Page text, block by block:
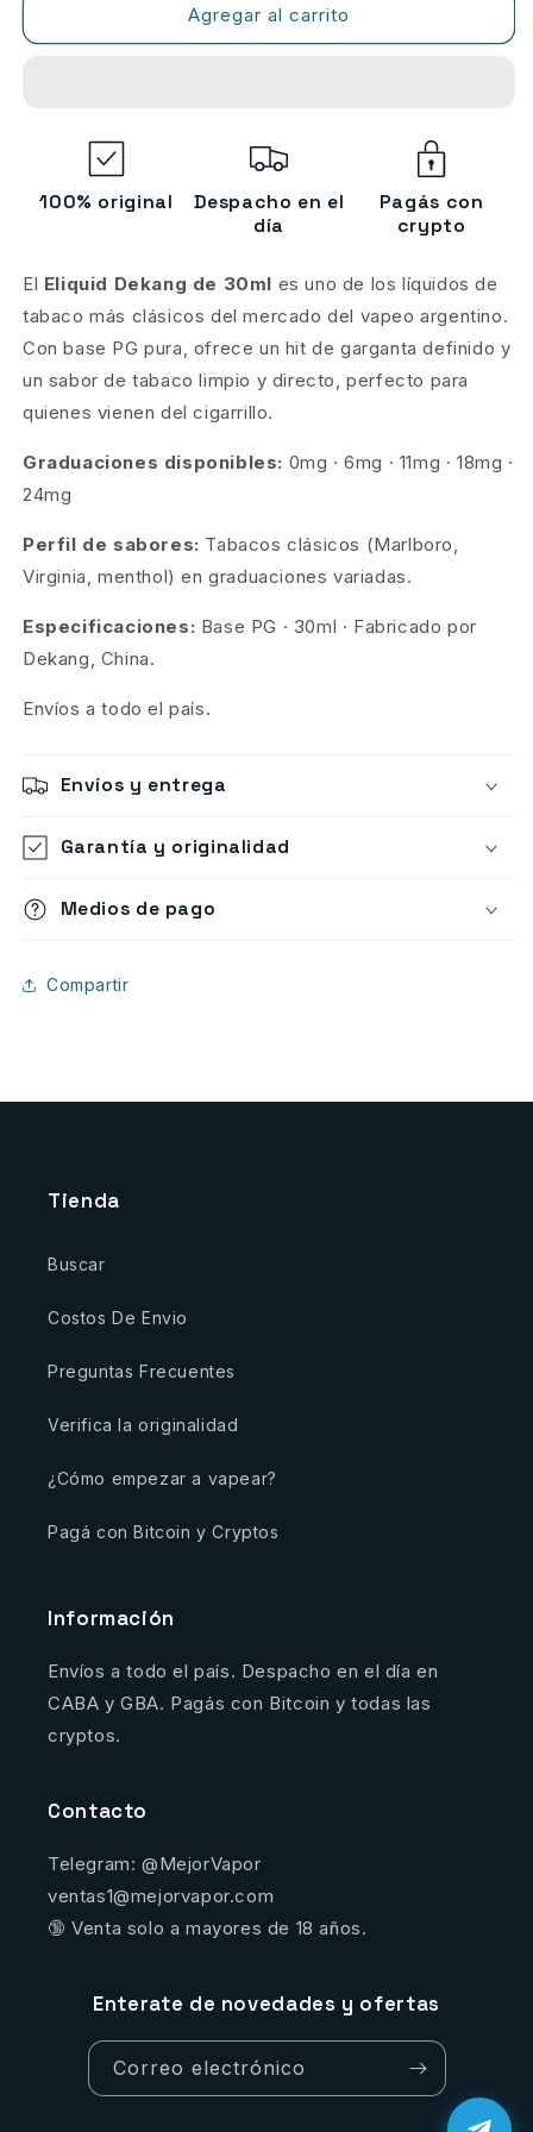
Dekang
SABORES
TABACOs
Y
Eliquids
Dekang
SABORES
TABACOs
Y
MENTHOLs
Agregar al carrito
100% original
Despacho en el
día
Pagás con
crypto
El Eliquid Dekang de 30ml es uno de los líquidos de
tabaco más clásicos del mercado del vapeo argentino.
Con base PG pura, ofrece un hit de garganta definido y
un sabor de tabaco limpio y directo, perfecto para
quienes vienen del cigarrillo.
Graduaciones disponibles: 0mg · 6mg · 11mg · 18mg ·
24mg
Perfil de sabores: Tabacos clásicos (Marlboro,
Virginia, menthol) en graduaciones variadas.
Especificaciones: Base PG · 30ml · Fabricado por
Dekang, China.
Envíos a todo el país.
Envíos y entrega
Garantía y originalidad
Medios de pago
Compartir
Tienda
Buscar
Costos De Envio
Preguntas Frecuentes
Verifica la originalidad
¿Cómo empezar a vapear?
Pagá con Bitcoin y Cryptos
Información
Envíos a todo el país. Despacho en el día en
CABA y GBA. Pagás con Bitcoin y todas las
cryptos.
Contacto
Telegram: @MejorVapor
ventas1@mejorvapor.com
🔞 Venta solo a mayores de 18 años.
Enterate de novedades y ofertas
Correo electrónico